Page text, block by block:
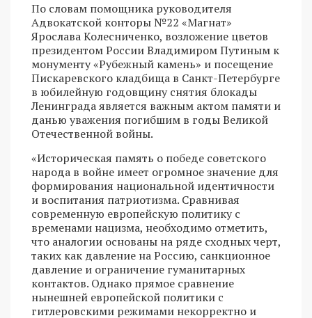
По словам помощника руководителя
Адвокатской конторы №22 «Магнат»
Ярослава Колесниченко, возложение цветов
президентом России Владимиром Путиным к
монументу «Рубежный камень» и посещение
Пискаревского кладбища в Санкт-Петербурге
в юбилейную годовщину снятия блокады
Ленинграда является важным актом памяти и
данью уважения погибшим в годы Великой
Отечественной войны.
«Историческая память о победе советского
народа в войне имеет огромное значение для
формирования национальной идентичности
и воспитания патриотизма. Сравнивая
современную европейскую политику с
временами нацизма, необходимо отметить,
что аналогии основаны на ряде сходных черт,
таких как давление на Россию, санкционное
давление и ограничение гуманитарных
контактов. Однако прямое сравнение
нынешней европейской политики с
гитлеровскими режимами некорректно и